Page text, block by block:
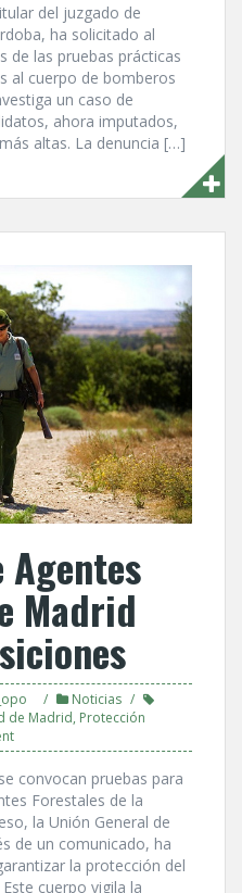
del juzgado de
ha solicitado al
de las pruebas prácticas
al cuerpo de bomberos
un caso de
ahora imputados,
altas. La denuncia […]
Agentes
Madrid
Noticias
de Madrid, Protección
convocan pruebas para
Forestales de la
la Unión General de
de un comunicado, ha
la protección del
cuerpo vigila la